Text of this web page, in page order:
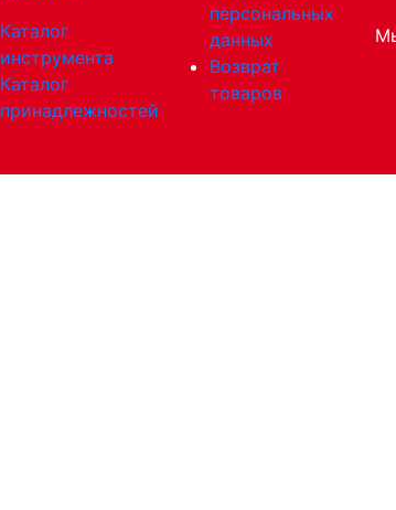
Каталог
инструмента
Каталог
принадлежностей
персональных
данных
Возврат
товаров